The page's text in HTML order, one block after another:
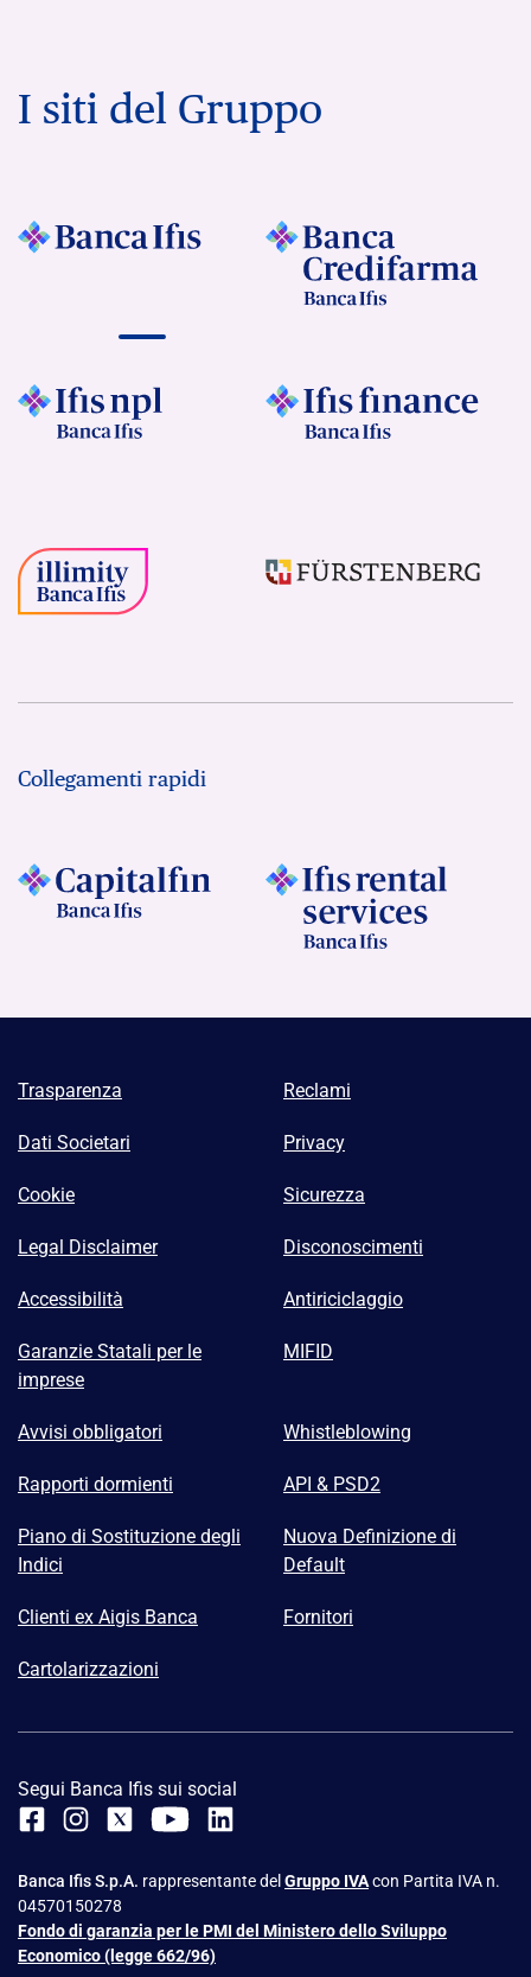
I siti del Gruppo
Collegamenti rapidi
Trasparenza Reclami
Dati Societari Privacy
Cookie Sicurezza
Legal Disclaimer Disconoscimenti
Accessibilità Antiriciclaggio
Garanzie Statali per le
imprese
MIFID
Avvisi obbligatori Whistleblowing
Rapporti dormienti API & PSD2
Piano di Sostituzione degli
Indici
Nuova Definizione di
Default
Clienti ex Aigis Banca Fornitori
Cartolarizzazioni
Segui Banca Ifis sui social
Banca Ifis S.p.A. rappresentante del Gruppo IVAcon Partita IVA n.
04570150278
Fondo di garanzia per le PMI del Ministero dello Sviluppo
Economico (legge 662/96)